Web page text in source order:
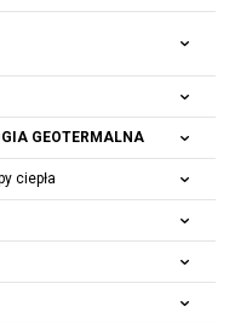
GEOTERMALNA
ciepła